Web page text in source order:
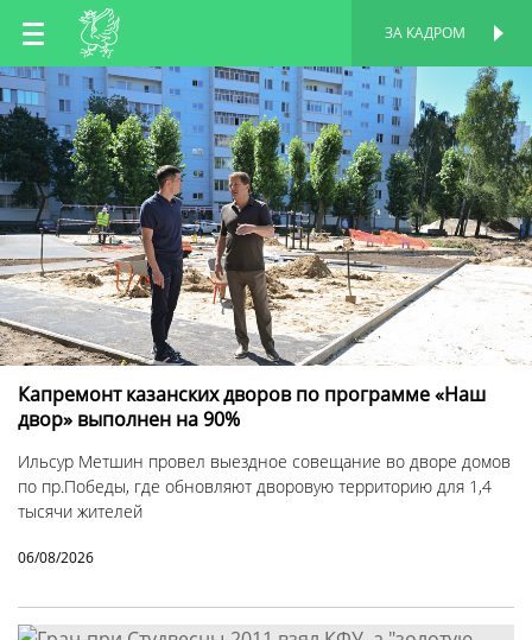
RU
EN
TT
ЗА КАДРОМ
Капремонт казанских дворов по программе «Наш
двор» выполнен на 90%
Ильсур Метшин провел выездное совещание во дворе домов
по пр.Победы, где обновляют дворовую территорию для 1,4
тысячи жителей
06/08/2026
ПЕРСОНАЛЬНАЯ
СТРАНИЦА